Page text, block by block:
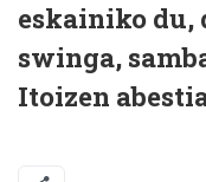
eskainiko
swinga,
Itoizen